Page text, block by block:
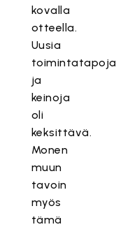
kovalla
otteella.
Uusia
toimintatapoja
ja
keinoja
oli
keksittävä.
Monen
muun
tavoin
myös
tämä